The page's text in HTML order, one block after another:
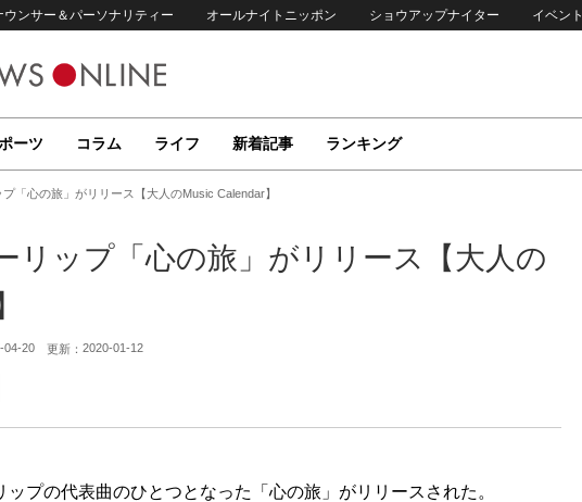
ウンサー＆パーソナリティー オールナイトニッポン ショウアップナイター イベント
ーツ コラム ライフ 新着記事 ランキング
「心の旅」がリリース【大人のMusic Calendar】
リップ「心の旅」がリリース【大人の
04-20 更新： 2020-01-12
プの代表曲のひとつとなった「心の旅」がリリースされた。